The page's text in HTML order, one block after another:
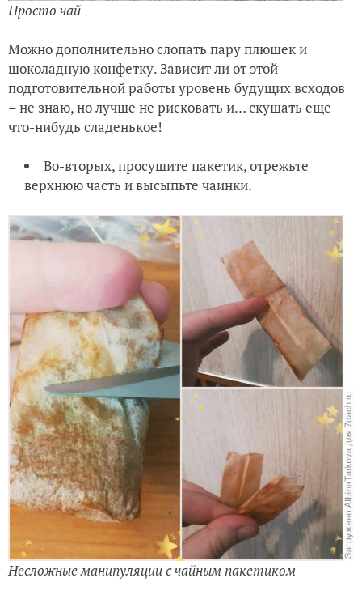
Просто чай
Можно дополнительно слопать пару плюшек и
шоколадную конфетку. Зависит ли от этой
подготовительной работы уровень будущих всходов
– не знаю, но лучше не рисковать и… скушать еще
что-нибудь сладенькое!
Во-вторых, просушите пакетик, отрежьте
верхнюю часть и высыпьте чаинки.
Несложные манипуляции с чайным пакетиком